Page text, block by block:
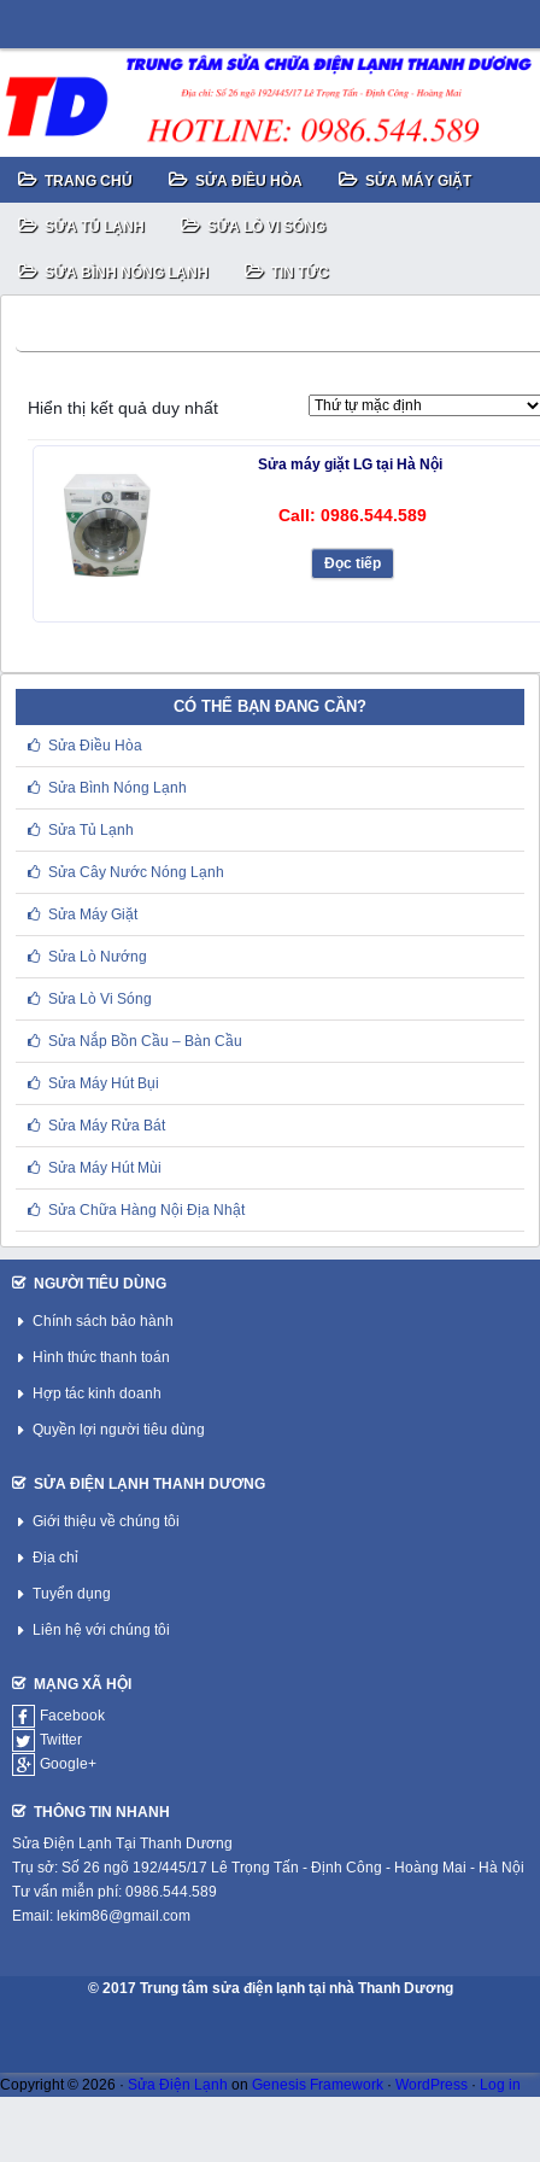
TRANG CHỦ SỬA ĐIỀU HÒA SỬA MÁY GIẶT
SỬA TỦ LẠNH SỬA LÒ VI SÓNG
SỬA BÌNH NÓNG LẠNH TIN TỨC
Hiển thị kết quả duy nhất
Sửa máy giặt LG tại Hà Nội
Call: 0986.544.589
Đọc tiếp
CÓ THỂ BẠN ĐANG CẦN?
Sửa Điều Hòa
Sửa Bình Nóng Lạnh
Sửa Tủ Lạnh
Sửa Cây Nước Nóng Lạnh
Sửa Máy Giặt
Sửa Lò Nướng
Sửa Lò Vi Sóng
Sửa Nắp Bồn Cầu – Bàn Cầu
Sửa Máy Hút Bụi
Sửa Máy Rửa Bát
Sửa Máy Hút Mùi
Sửa Chữa Hàng Nội Địa Nhật
NGƯỜI TIÊU DÙNG
Chính sách bảo hành
Hình thức thanh toán
Hợp tác kinh doanh
Quyền lợi người tiêu dùng
SỬA ĐIỆN LẠNH THANH DƯƠNG
Giới thiệu về chúng tôi
Địa chỉ
Tuyển dụng
Liên hệ với chúng tôi
MẠNG XÃ HỘI
Facebook
Twitter
Google+
THÔNG TIN NHANH
Sửa Điện Lạnh Tại Thanh Dương
Trụ sở: Số 26 ngõ 192/445/17 Lê Trọng Tấn - Định Công - Hoàng Mai - Hà Nội
Tư vấn miễn phí: 0986.544.589
Email: lekim86@gmail.com
© 2017 Trung tâm sửa điện lạnh tại nhà Thanh Dương
Copyright © 2026 · Sửa Điện Lạnh on Genesis Framework · WordPress · Log in